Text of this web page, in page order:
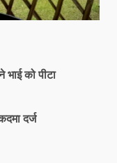
को पीटा
दर्ज